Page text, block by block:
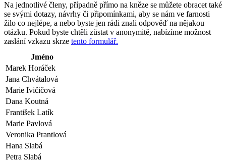
Na jednotlivé členy, případně přímo na kněze se můžete obracet také
se svými dotazy, návrhy či připomínkami, aby se nám ve farnosti
žilo co nejlépe, a nebo byste jen rádi znali odpověď na nějakou
otázku. Pokud byste chtěli zůstat v anonymitě, nabízíme možnost
zaslání vzkazu skrze tento formulář.
Jméno
Marek Horáček
Jana Chvátalová
Marie Ivičičová
Dana Koutná
František Latík
Marie Pavlová
Veronika Prantlová
Hana Slabá
Petra Slabá